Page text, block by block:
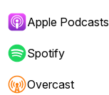
Apple Podcasts
Spotify
Overcast